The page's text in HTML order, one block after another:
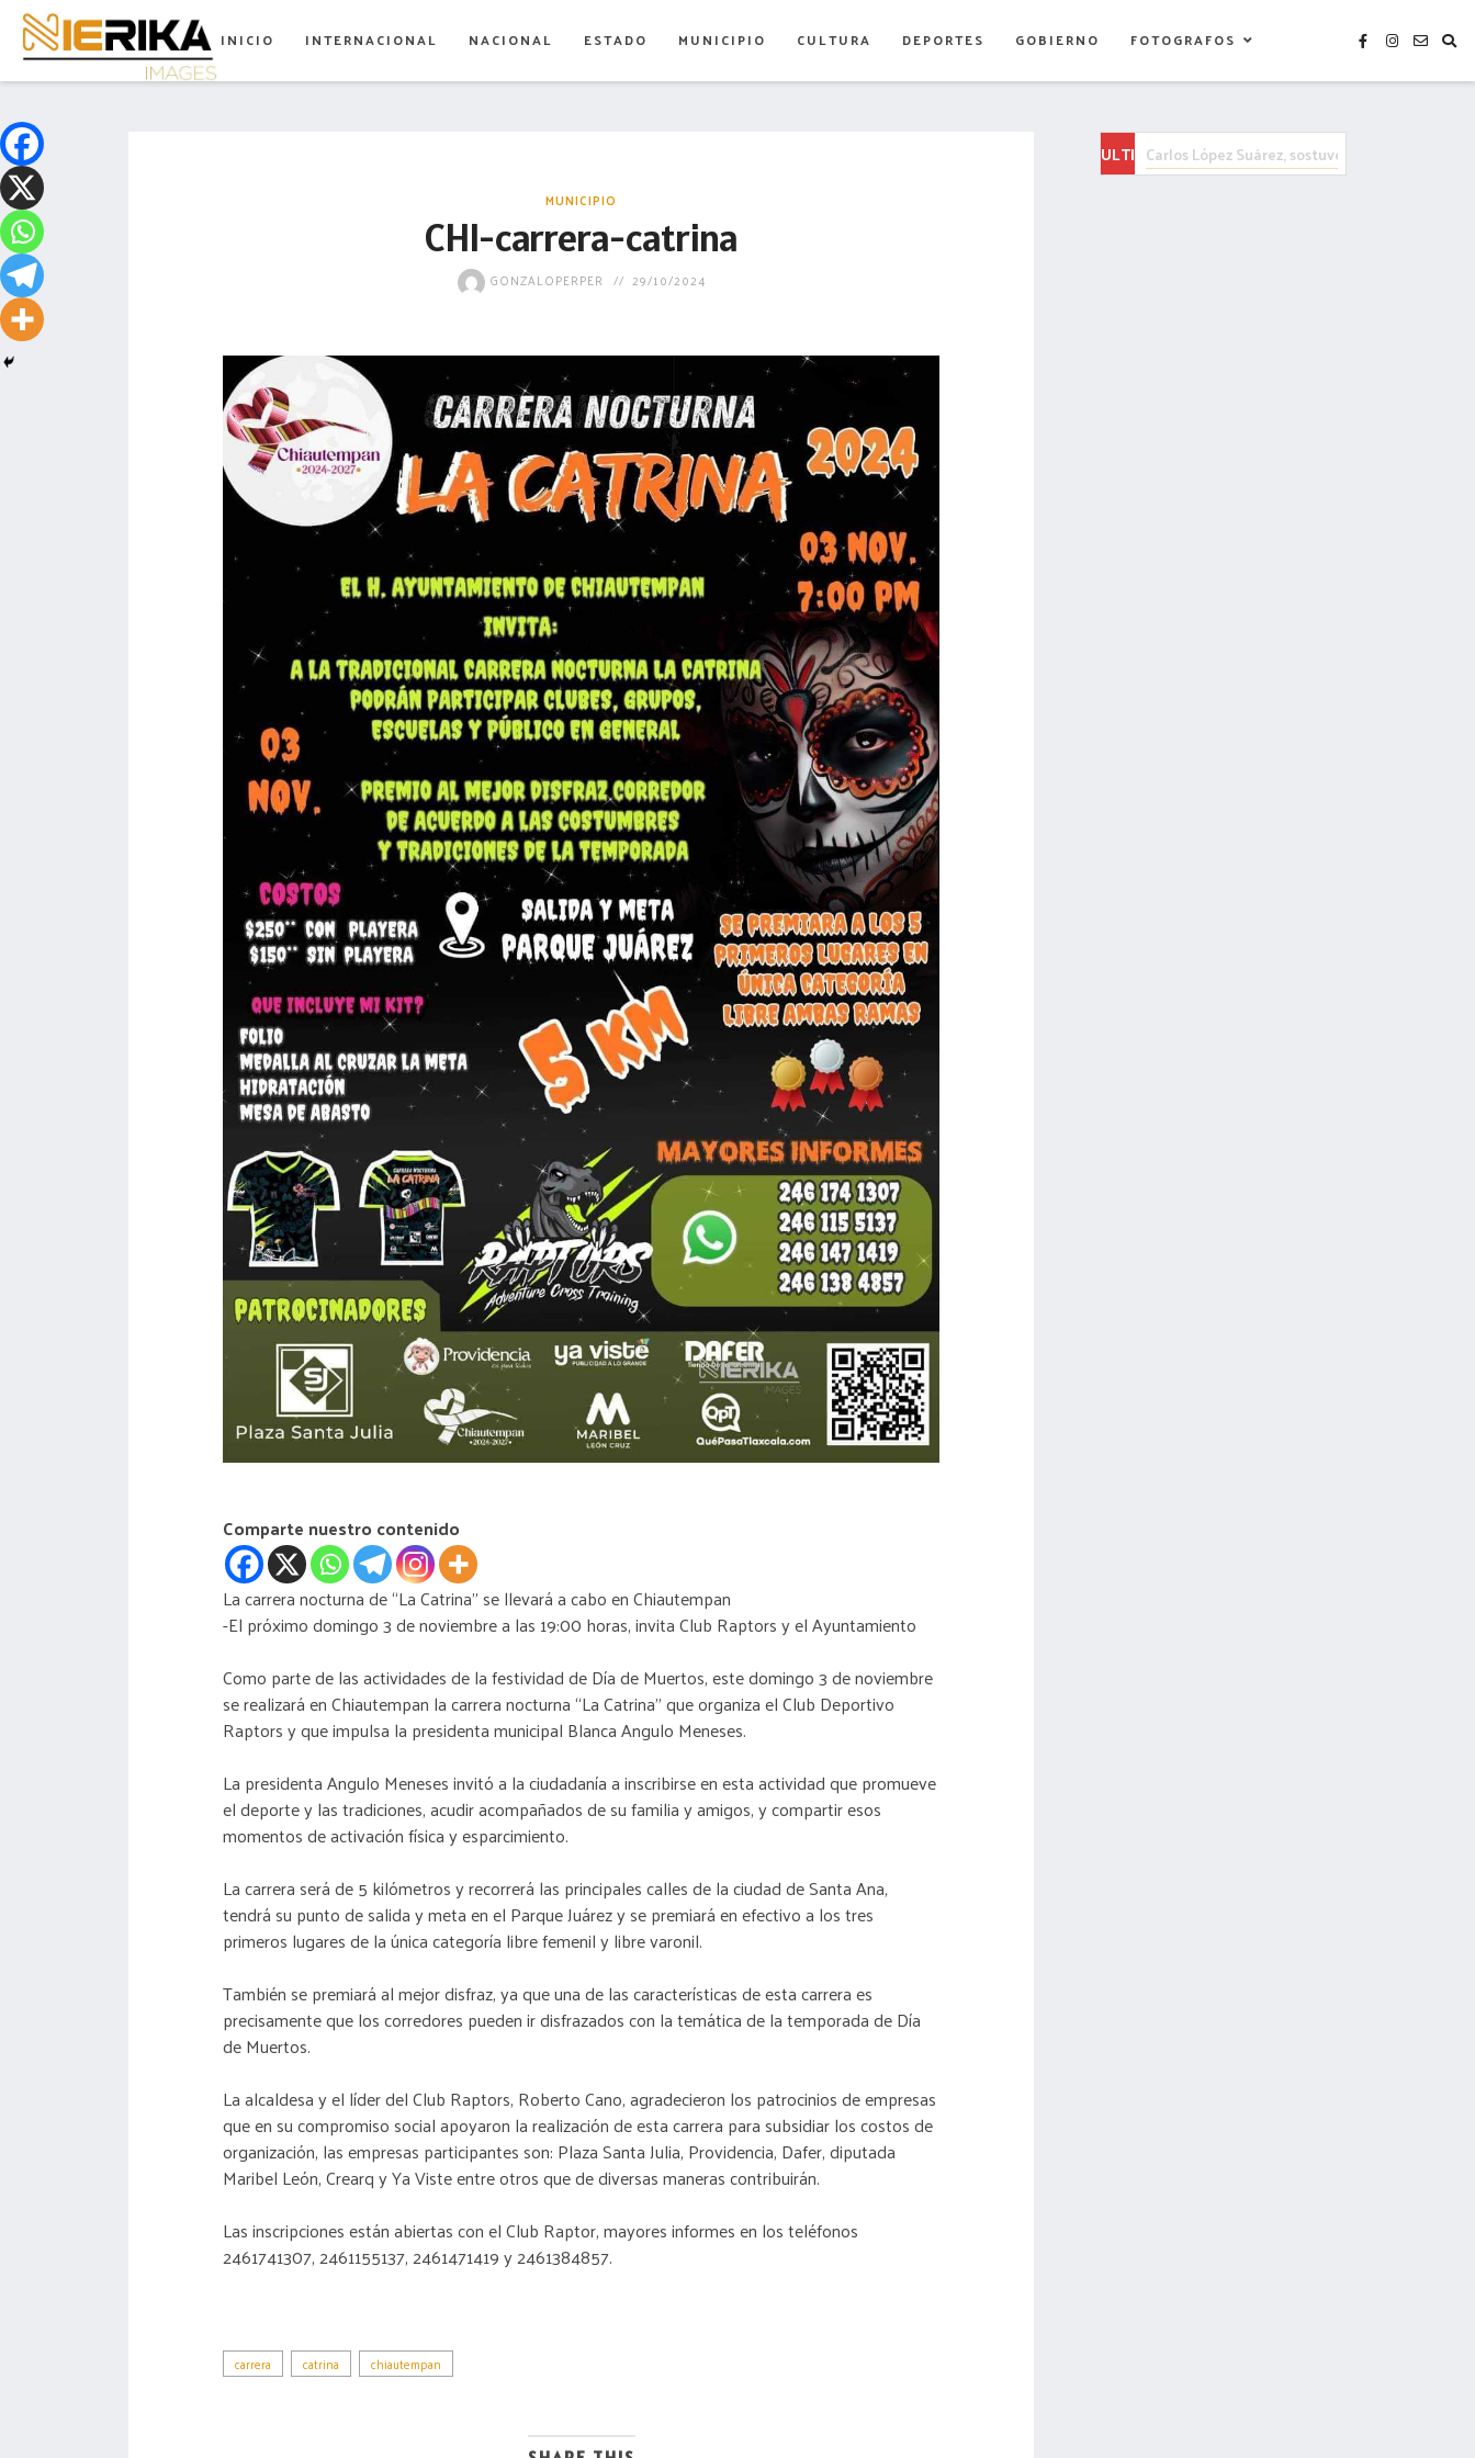
INICIO INTERNACIONAL NACIONAL ESTADO MUNICIPIO CULTURA DEPORTES GOBIERNO FOTOGRAFOS
MUNICIPIO
CHI-carrera-catrina
GONZALOPERPER 29/10/2024
Comparte nuestro contenido
La carrera nocturna de “La Catrina” se llevará a cabo en Chiautempan
-El próximo domingo 3 de noviembre a las 19:00 horas, invita Club Raptors y el Ayuntamiento
Como parte de las actividades de la festividad de Día de Muertos, este domingo 3 de noviembre
se realizará en Chiautempan la carrera nocturna “La Catrina” que organiza el Club Deportivo
Raptors y que impulsa la presidenta municipal Blanca Angulo Meneses.
La presidenta Angulo Meneses invitó a la ciudadanía a inscribirse en esta actividad que promueve
el deporte y las tradiciones, acudir acompañados de su familia y amigos, y compartir esos
momentos de activación física y esparcimiento.
La carrera será de 5 kilómetros y recorrerá las principales calles de la ciudad de Santa Ana,
tendrá su punto de salida y meta en el Parque Juárez y se premiará en efectivo a los tres
primeros lugares de la única categoría libre femenil y libre varonil.
También se premiará al mejor disfraz, ya que una de las características de esta carrera es
precisamente que los corredores pueden ir disfrazados con la temática de la temporada de Día
de Muertos.
La alcaldesa y el líder del Club Raptors, Roberto Cano, agradecieron los patrocinios de empresas
que en su compromiso social apoyaron la realización de esta carrera para subsidiar los costos de
organización, las empresas participantes son: Plaza Santa Julia, Providencia, Dafer, diputada
Maribel León, Crearq y Ya Viste entre otros que de diversas maneras contribuirán.
Las inscripciones están abiertas con el Club Raptor, mayores informes en los teléfonos
2461741307, 2461155137, 2461471419 y 2461384857.
carrera catrina chiautempan
ULTIMASAYUNTAMIENTO DE TLAXCALA Y SMYT
aamtlax
abanderamiento
abasto
abejas
abogadas
abuelos
acceso
accidente